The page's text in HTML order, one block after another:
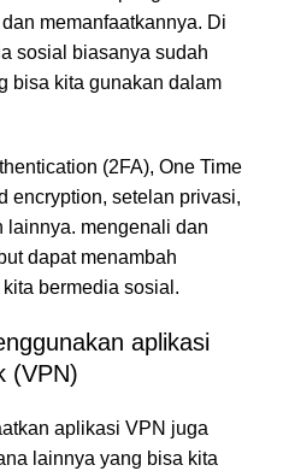
memanfaatkannya. Di
sosial biasanya sudah
bisa kita gunakan dalam
(2FA), One Time
encryption, setelan privasi,
lainnya. mengenali dan
dapat menambah
bermedia sosial.
aplikasi
(VPN)
aplikasi VPN juga
lainnya yang bisa kita